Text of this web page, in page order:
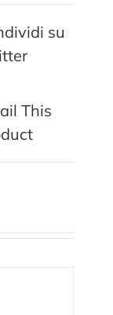
su
This